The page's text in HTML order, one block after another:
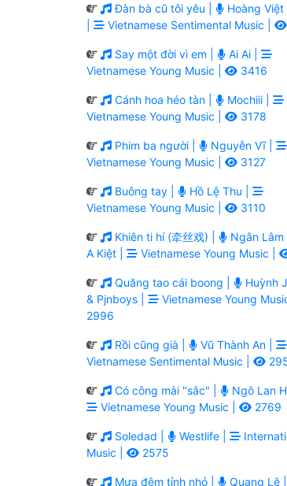
Đàn bà cũ tôi yêu |
Hoàng Việt
Vietnamese Sentimental Music |
Say một đời vì em |
Ai Ai |
Vietnamese Young Music |
3416
Cánh hoa héo tàn |
Mochiii |
Vietnamese Young Music |
3178
Phim ba người |
Nguyễn Vĩ |
Vietnamese Young Music |
3127
Buông tay |
Hồ Lệ Thu |
Vietnamese Young Music |
3110
Khiên ti hí (牵丝戏) |
Ngân Lâm
A Kiệt |
Vietnamese Young Music |
Quăng tao cái boong |
Huỳnh
& Pjnboys |
Vietnamese Young
2996
Rồi cũng già |
Vũ Thành An |
Vietnamese Sentimental Music |
Có công mài "sắc" |
Ngô Lan
Vietnamese Young Music |
2769
Soledad | Westlife |
Music |
2575
Mưa đêm tỉnh nhỏ | Quang Lê |